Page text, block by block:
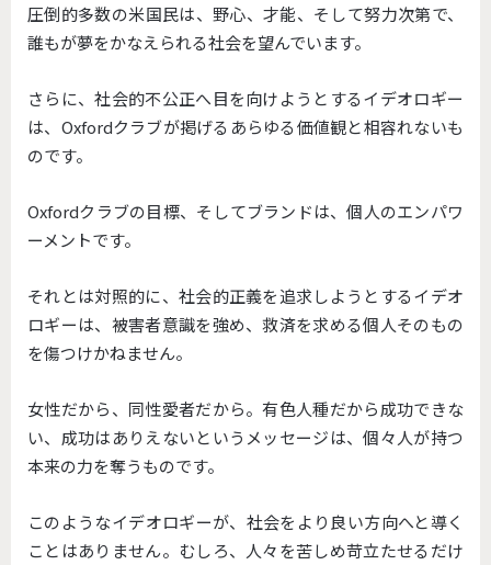
圧倒的多数の米国民は、野心、才能、そして努力次第で、
誰もが夢をかなえられる社会を望んでいます。
さらに、社会的不公正へ目を向けようとするイデオロギー
は、Oxfordクラブが掲げるあらゆる価値観と相容れないも
のです。
Oxfordクラブの目標、そしてブランドは、個人のエンパワ
ーメントです。
それとは対照的に、社会的正義を追求しようとするイデオ
ロギーは、被害者意識を強め、救済を求める個人そのもの
を傷つけかねません。
女性だから、同性愛者だから。有色人種だから成功できな
い、成功はありえないというメッセージは、個々人が持つ
本来の力を奪うものです。
このようなイデオロギーが、社会をより良い方向へと導く
ことはありません。むしろ、人々を苦しめ苛立たせるだけ